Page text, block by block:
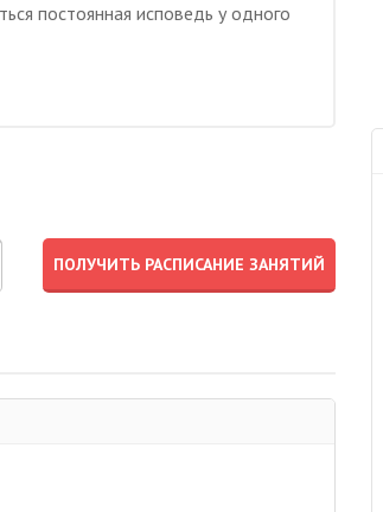
постоянная исповедь у одного